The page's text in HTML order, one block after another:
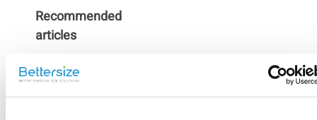
Recommended
articles
Wie werden die
Partikel bei der
Nassmethode
Bei der